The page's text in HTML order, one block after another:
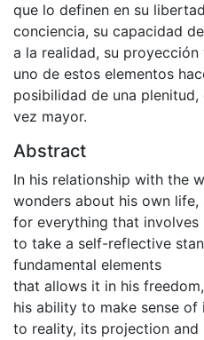
que lo definen en su
conciencia, su capacidad
a la realidad, su
uno de estos elementos
posibilidad de una
vez mayor.
Abstract
In his relationship with the
wonders about his own
for everything that involves
to take a self-reflective
fundamental elements
that allows it in his
his ability to make sense of
to reality, its projection and